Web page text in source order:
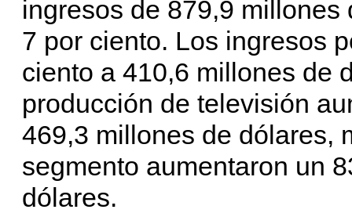
ingresos de 879,9
7 por ciento. Los ingresos
ciento a 410,6 millones de
producción de televisión
469,3 millones de dólares,
segmento aumentaron un
dólares.